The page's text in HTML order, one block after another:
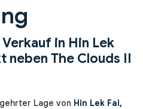
in Hin Lek
neben The Clouds II
Lage von Hin Lek Fai,